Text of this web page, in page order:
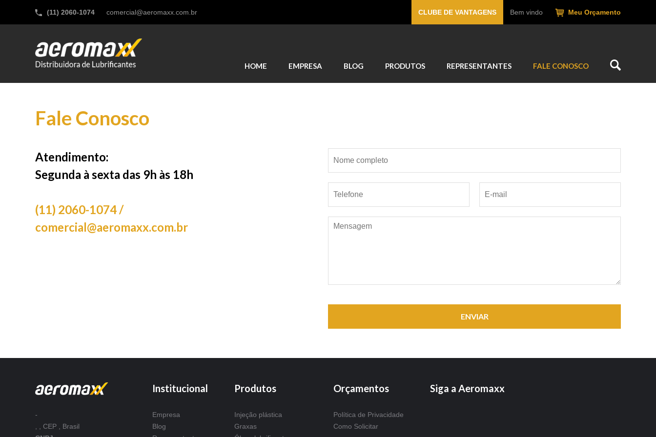
(11) 2060-1074 comercial@aeromaxx.com.br CLUBE DE VANTAGENS Bem vindo Meu Orçamento
HOME EMPRESA BLOG PRODUTOS REPRESENTANTES FALE CONOSCO
Fale Conosco
Atendimento:
Segunda à sexta das 9h às 18h
(11) 2060-1074 /
comercial@aeromaxx.com.br
ENVIAR
-
, , CEP , Brasil
Institucional
Empresa
Blog
Produtos
Injeção plástica
Graxas
Orçamentos
Política de Privacidade
Como Solicitar
Siga a Aeromaxx